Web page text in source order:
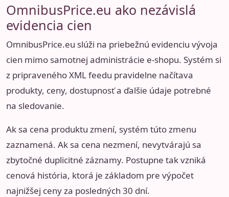
OmnibusPrice.eu ako nezávislá
evidencia cien
OmnibusPrice.eu slúži na priebežnú evidenciu vývoja
cien mimo samotnej administrácie e-shopu. Systém si
z pripraveného XML feedu pravidelne načítava
produkty, ceny, dostupnosť a ďalšie údaje potrebné
na sledovanie.
Ak sa cena produktu zmení, systém túto zmenu
zaznamená. Ak sa cena nezmení, nevytvárajú sa
zbytočné duplicitné záznamy. Postupne tak vzniká
cenová história, ktorá je základom pre výpočet
najnižšej ceny za posledných 30 dní.